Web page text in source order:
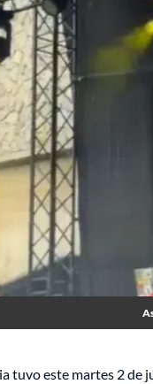
tuvo este martes 2 de